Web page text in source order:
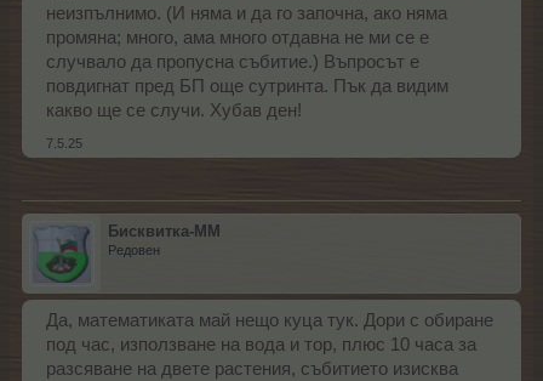
неизпълнимо. (И няма и да го започна, ако няма
промяна; много, ама много отдавна не ми се е
случвало да пропусна събитие.) Въпросът е
повдигнат пред БП още сутринта. Пък да видим
какво ще се случи. Хубав ден!
7.5.25
Бисквитка-ММ
Редовен
Да, математиката май нещо куца тук. Дори с обиране
под час, използване на вода и тор, плюс 10 часа за
разсяване на двете растения, събитието изисква